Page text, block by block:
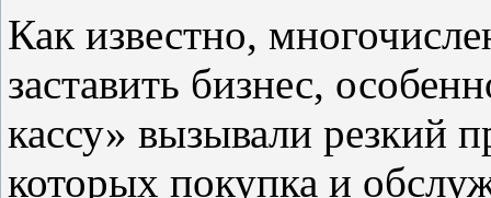
Как известно,
заставить бизнес,
кассу» вызывали резкий
которых покупка и